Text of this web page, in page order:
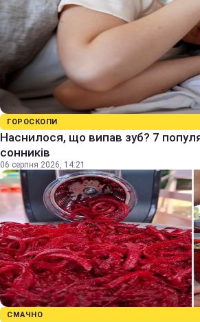
ГОРОСКОПИ
Наснилося, що випав зуб? 7
сонників
06 серпня 2026, 14:21
СМАЧНО